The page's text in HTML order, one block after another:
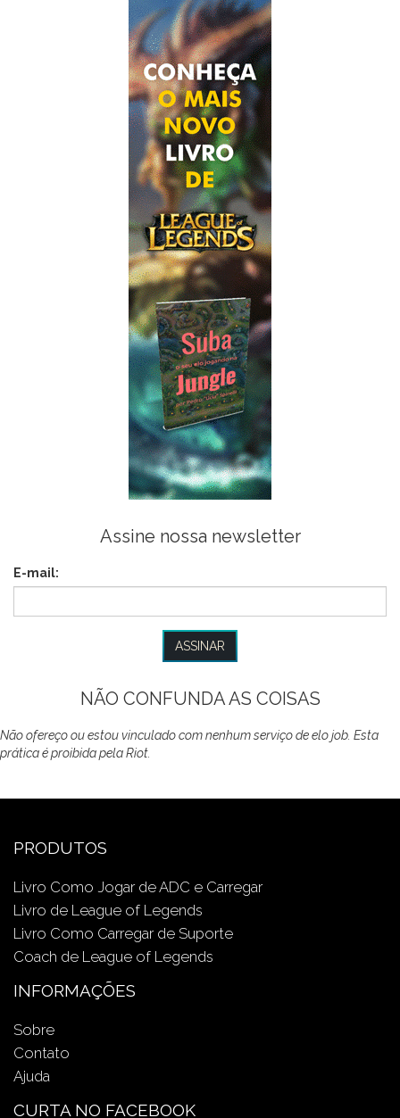
Assine nossa newsletter
E-mail:
NÃO CONFUNDA AS COISAS
Não ofereço ou estou vinculado com nenhum serviço de elo job. Esta
prática é proibida pela Riot.
PRODUTOS
Livro Como Jogar de ADC e Carregar
Livro de League of Legends
Livro Como Carregar de Suporte
Coach de League of Legends
INFORMAÇÕES
Sobre
Contato
Ajuda
CURTA NO FACEBOOK